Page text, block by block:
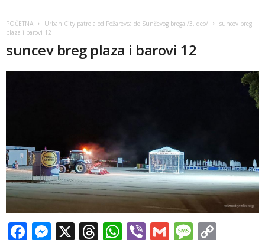
POČETNA Urban City patrola od Požarevca do Sunčevog brega /3. deo/
suncev breg
plaza i barovi 12
suncev breg plaza i barovi 12
Facebook
Messenger
X Threads
WhatsApp
ViberGmail